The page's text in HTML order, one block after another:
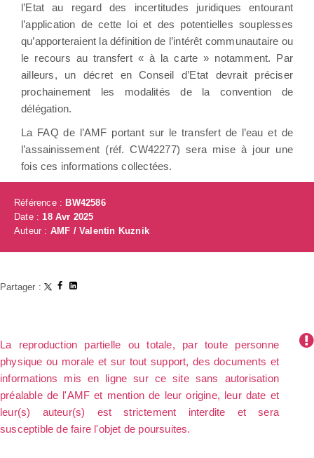
l’Etat au regard des incertitudes juridiques entourant
l’application de cette loi et des potentielles souplesses
qu’apporteraient la définition de l’intérêt communautaire ou
le recours au transfert « à la carte » notamment. Par
ailleurs, un décret en Conseil d’Etat devrait préciser
prochainement les modalités de la convention de
délégation.
La FAQ de l’AMF portant sur le transfert de l’eau et de
l’assainissement (réf. CW42277) sera mise à jour une
fois ces informations collectées.
Référence : BW42586
Date : 18 Avr 2025
Auteur : AMF / Valentin Kuznik
Partager :
La reproduction partielle ou totale, par toute personne
physique ou morale et sur tout support, des documents et
informations mis en ligne sur ce site sans autorisation
préalable de l'AMF et mention de leur origine, leur date et
leur(s) auteur(s) est strictement interdite et sera
susceptible de faire l'objet de poursuites.